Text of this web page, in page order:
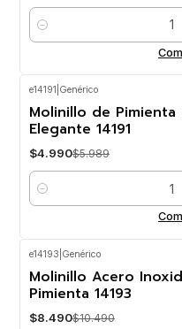
Cantidad
-17%OFF
e14191 Genérico
Molinillo de
Elegante 14191
$4.990$5.989
Cantidad
-19%OFF
e14193 Genérico
Molinillo Acero
Pimienta 14193
$8.490$10.490